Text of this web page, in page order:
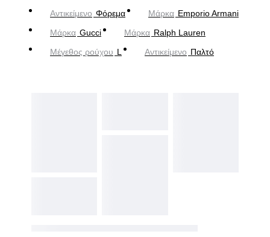
Αντικείμενο Φόρεμα Μάρκα Emporio Armani
Μάρκα Gucci Μάρκα Ralph Lauren
Μέγεθος ρούχου L Αντικείμενο Παλτό